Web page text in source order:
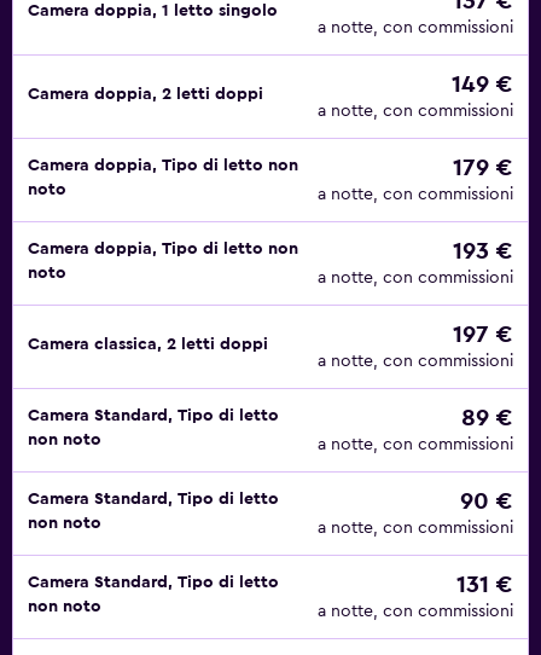
Camera doppia, 1 letto singolo
a notte, con commissioni
Camera doppia, 2 letti doppi 149 €
a notte, con commissioni
Camera doppia, Tipo di letto non
noto
179 €
a notte, con commissioni
Camera doppia, Tipo di letto non
noto
193 €
a notte, con commissioni
Camera classica, 2 letti doppi 197 €
a notte, con commissioni
Camera Standard, Tipo di letto
non noto
89 €
a notte, con commissioni
Camera Standard, Tipo di letto
non noto
90 €
a notte, con commissioni
Camera Standard, Tipo di letto
non noto
131 €
a notte, con commissioni